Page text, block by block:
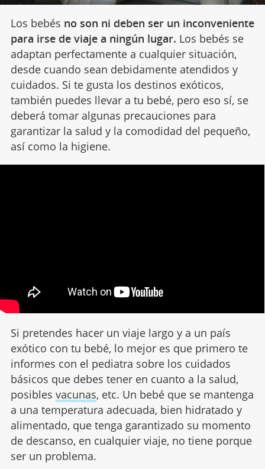
Los bebés no son ni deben ser un inconveniente
para irse de viaje a ningún lugar. Los bebés se
adaptan perfectamente a cualquier situación,
desde cuando sean debidamente atendidos y
cuidados. Si te gusta los destinos exóticos,
también puedes llevar a tu bebé, pero eso sí, se
deberá tomar algunas precauciones para
garantizar la salud y la comodidad del pequeño,
así como la higiene.
Si pretendes hacer un viaje largo y a un país
exótico con tu bebé, lo mejor es que primero te
informes con el pediatra sobre los cuidados
básicos que debes tener en cuanto a la salud,
posibles vacunas, etc. Un bebé que se mantenga
a una temperatura adecuada, bien hidratado y
alimentado, que tenga garantizado su momento
de descanso, en cualquier viaje, no tiene porque
ser un problema.